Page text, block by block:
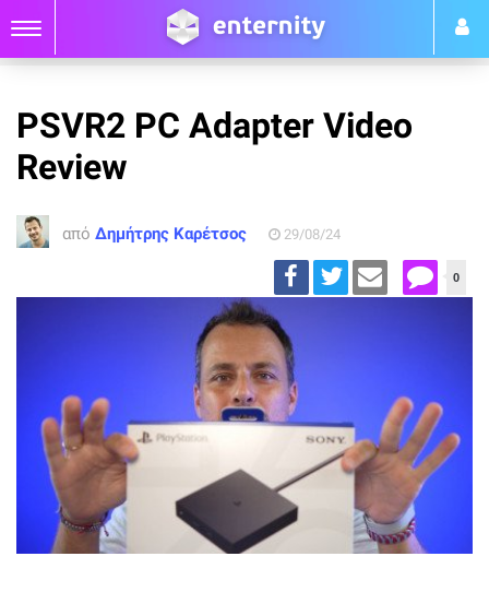
PSVR2 PC Adapter Video
Review
από Δημήτρης Καρέτσος 29/08/24
0